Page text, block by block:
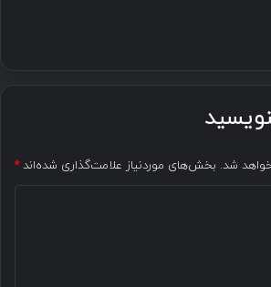
شد. بخش‌های موردنیاز علامت‌گذاری شده‌اند*